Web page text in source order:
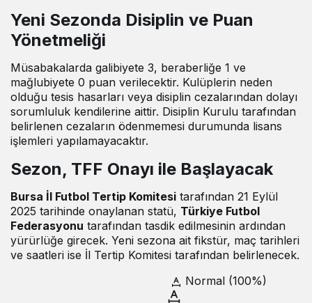
Yeni Sezonda Disiplin ve Puan
Yönetmeliği
Müsabakalarda galibiyete 3, beraberliğe 1 ve
mağlubiyete 0 puan verilecektir. Kulüplerin neden
olduğu tesis hasarları veya disiplin cezalarından dolayı
sorumluluk kendilerine aittir. Disiplin Kurulu tarafından
belirlenen cezaların ödenmemesi durumunda lisans
işlemleri yapılamayacaktır.
Sezon, TFF Onayı ile Başlayacak
Bursa İl Futbol Tertip Komitesi tarafından 21 Eylül
2025 tarihinde onaylanan statü, Türkiye Futbol
Federasyonu tarafından tasdik edilmesinin ardından
yürürlüğe girecek. Yeni sezona ait fikstür, maç tarihleri
ve saatleri ise İl Tertip Komitesi tarafından belirlenecek.
Normal (100%)